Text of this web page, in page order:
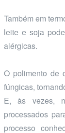
Também em
leite e soja
alérgicas.
O polimento de
fúngicas,
E, às vezes,
processados
processo